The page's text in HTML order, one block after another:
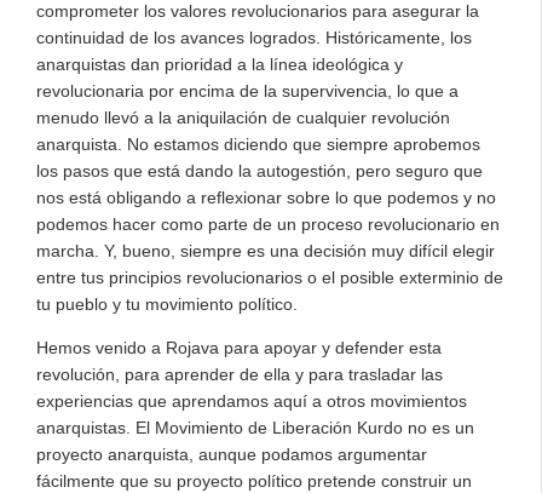
comprometer los valores revolucionarios para asegurar la
continuidad de los avances logrados. Históricamente, los
anarquistas dan prioridad a la línea ideológica y
revolucionaria por encima de la supervivencia, lo que a
menudo llevó a la aniquilación de cualquier revolución
anarquista. No estamos diciendo que siempre aprobemos
los pasos que está dando la autogestión, pero seguro que
nos está obligando a reflexionar sobre lo que podemos y no
podemos hacer como parte de un proceso revolucionario en
marcha. Y, bueno, siempre es una decisión muy difícil elegir
entre tus principios revolucionarios o el posible exterminio de
tu pueblo y tu movimiento político.
Hemos venido a Rojava para apoyar y defender esta
revolución, para aprender de ella y para trasladar las
experiencias que aprendamos aquí a otros movimientos
anarquistas. El Movimiento de Liberación Kurdo no es un
proyecto anarquista, aunque podamos argumentar
fácilmente que su proyecto político pretende construir un